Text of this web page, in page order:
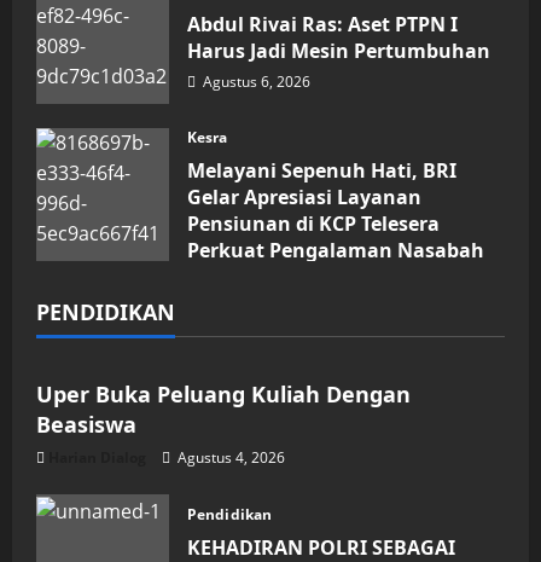
Abdul Rivai Ras: Aset PTPN I
Harus Jadi Mesin Pertumbuhan
Agustus 6, 2026
Kesra
Melayani Sepenuh Hati, BRI
Gelar Apresiasi Layanan
Pensiunan di KCP Telesera
Perkuat Pengalaman Nasabah
PENDIDIKAN
Pendidikan
Uper Buka Peluang Kuliah Dengan
Beasiswa
Agustus 4, 2026
Pendidikan
KEHADIRAN POLRI SEBAGAI